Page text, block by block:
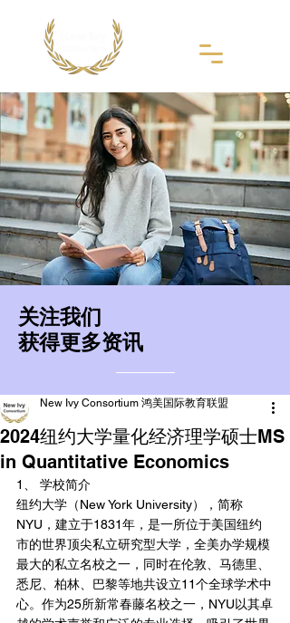
​关注我们
获得更多资讯
2024纽约大学量化经济理学硕士MS
in Quantitative Economics
New Ivy Consortium 鸿美国际教育联盟
1、 学校简介
纽约大学（New York University），简称
NYU，建立于1831年，是一所位于美国纽约
市的世界顶尖私立研究型大学，全美办学规模
最大的私立名校之一，同时在伦敦、马德里、
悉尼、柏林、巴黎等地共设立11个全球学术中
心。作为25所新常春藤名校之一，NYU以其卓